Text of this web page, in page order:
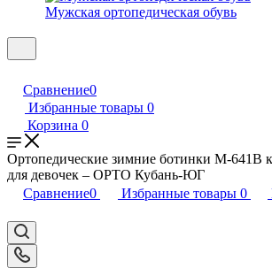
Мужская ортопедическая обувь
Сравнение0
Избранные товары 0
Корзина 0
Ортопедические зимние ботинки М-641В
для девочек – ОРТО Кубань-ЮГ
Сравнение0 Избранные товары 0